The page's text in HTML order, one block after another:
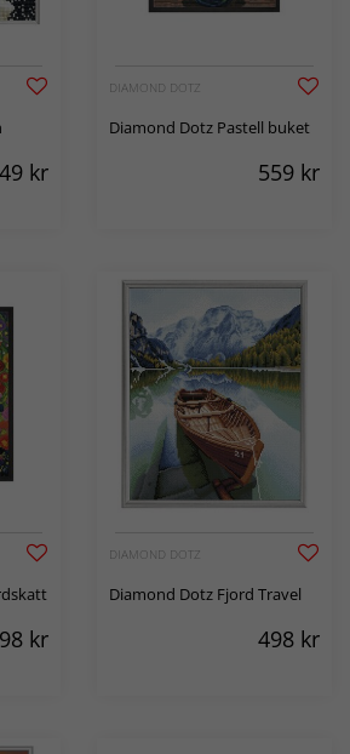
kr
DIAMOND DOTZ
Diamond Dotz Pastell buket
559 kr
kr
DIAMOND DOTZ
Diamond Dotz Fjord Travel
498 kr